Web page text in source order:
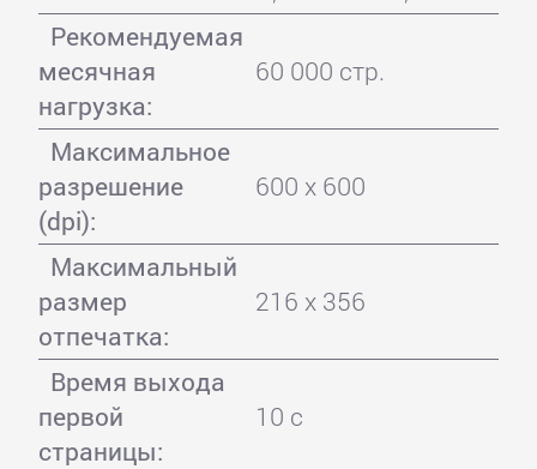
Рекомендуемая
месячная
нагрузка:
60 000 стр.
Максимальное
разрешение
(dpi):
600 x 600
Максимальный
размер
отпечатка:
216 x 356
Время выхода
первой
страницы:
10 с